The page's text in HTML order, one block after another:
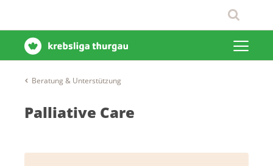
Beratung & Unterstützung
Palliative Care